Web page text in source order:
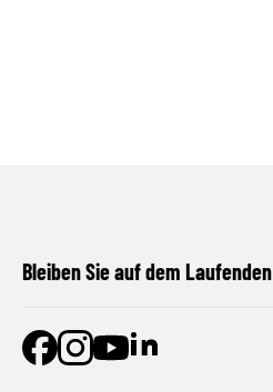
Bleiben Sie auf dem Laufenden